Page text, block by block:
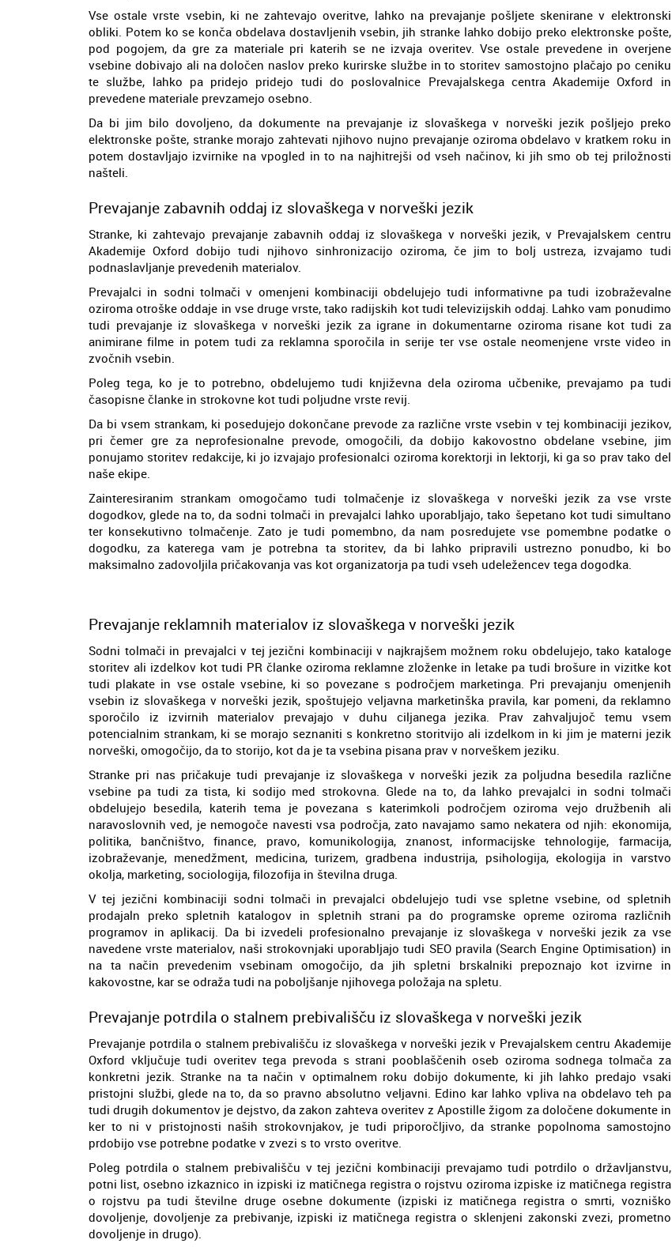
Vse ostale vrste vsebin, ki ne zahtevajo overitve, lahko na prevajanje pošljete skenirane v elektronski
obliki. Potem ko se konča obdelava dostavljenih vsebin, jih stranke lahko dobijo preko elektronske pošte,
pod pogojem, da gre za materiale pri katerih se ne izvaja overitev. Vse ostale prevedene in overjene
vsebine dobivajo ali na določen naslov preko kurirske službe in to storitev samostojno plačajo po ceniku
te službe, lahko pa pridejo pridejo tudi do poslovalnice Prevajalskega centra Akademije Oxford in
prevedene materiale prevzamejo osebno.
Da bi jim bilo dovoljeno, da dokumente na prevajanje iz slovaškega v norveški jezik pošljejo preko
elektronske pošte, stranke morajo zahtevati njihovo nujno prevajanje oziroma obdelavo v kratkem roku in
potem dostavljajo izvirnike na vpogled in to na najhitrejši od vseh načinov, ki jih smo ob tej priložnosti
našteli.
Prevajanje zabavnih oddaj iz slovaškega v norveški jezik
Stranke, ki zahtevajo prevajanje zabavnih oddaj iz slovaškega v norveški jezik, v Prevajalskem centru
Akademije Oxford dobijo tudi njihovo sinhronizacijo oziroma, če jim to bolj ustreza, izvajamo tudi
podnaslavljanje prevedenih materialov.
Prevajalci in sodni tolmači v omenjeni kombinaciji obdelujejo tudi informativne pa tudi izobraževalne
oziroma otroške oddaje in vse druge vrste, tako radijskih kot tudi televizijskih oddaj. Lahko vam ponudimo
tudi prevajanje iz slovaškega v norveški jezik za igrane in dokumentarne oziroma risane kot tudi za
animirane filme in potem tudi za reklamna sporočila in serije ter vse ostale neomenjene vrste video in
zvočnih vsebin.
Poleg tega, ko je to potrebno, obdelujemo tudi književna dela oziroma učbenike, prevajamo pa tudi
časopisne članke in strokovne kot tudi poljudne vrste revij.
Da bi vsem strankam, ki posedujejo dokončane prevode za različne vrste vsebin v tej kombinaciji jezikov,
pri čemer gre za neprofesionalne prevode, omogočili, da dobijo kakovostno obdelane vsebine, jim
ponujamo storitev redakcije, ki jo izvajajo profesionalci oziroma korektorji in lektorji, ki ga so prav tako del
naše ekipe.
Zainteresiranim strankam omogočamo tudi tolmačenje iz slovaškega v norveški jezik za vse vrste
dogodkov, glede na to, da sodni tolmači in prevajalci lahko uporabljajo, tako šepetano kot tudi simultano
ter konsekutivno tolmačenje. Zato je tudi pomembno, da nam posredujete vse pomembne podatke o
dogodku, za katerega vam je potrebna ta storitev, da bi lahko pripravili ustrezno ponudbo, ki bo
maksimalno zadovoljila pričakovanja vas kot organizatorja pa tudi vseh udeležencev tega dogodka.
Prevajanje reklamnih materialov iz slovaškega v norveški jezik
Sodni tolmači in prevajalci v tej jezični kombinaciji v najkrajšem možnem roku obdelujejo, tako kataloge
storitev ali izdelkov kot tudi PR članke oziroma reklamne zloženke in letake pa tudi brošure in vizitke kot
tudi plakate in vse ostale vsebine, ki so povezane s področjem marketinga. Pri prevajanju omenjenih
vsebin iz slovaškega v norveški jezik, spoštujejo veljavna marketinška pravila, kar pomeni, da reklamno
sporočilo iz izvirnih materialov prevajajo v duhu ciljanega jezika. Prav zahvaljujoč temu vsem
potencialnim strankam, ki se morajo seznaniti s konkretno storitvijo ali izdelkom in ki jim je materni jezik
norveški, omogočijo, da to storijo, kot da je ta vsebina pisana prav v norveškem jeziku.
Stranke pri nas pričakuje tudi prevajanje iz slovaškega v norveški jezik za poljudna besedila različne
vsebine pa tudi za tista, ki sodijo med strokovna. Glede na to, da lahko prevajalci in sodni tolmači
obdelujejo besedila, katerih tema je povezana s katerimkoli področjem oziroma vejo družbenih ali
naravoslovnih ved, je nemogoče navesti vsa področja, zato navajamo samo nekatera od njih: ekonomija,
politika, bančništvo, finance, pravo, komunikologija, znanost, informacijske tehnologije, farmacija,
izobraževanje, menedžment, medicina, turizem, gradbena industrija, psihologija, ekologija in varstvo
okolja, marketing, sociologija, filozofija in številna druga.
V tej jezični kombinaciji sodni tolmači in prevajalci obdelujejo tudi vse spletne vsebine, od spletnih
prodajaln preko spletnih katalogov in spletnih strani pa do programske opreme oziroma različnih
programov in aplikacij. Da bi izvedeli profesionalno prevajanje iz slovaškega v norveški jezik za vse
navedene vrste materialov, naši strokovnjaki uporabljajo tudi SEO pravila (Search Engine Optimisation) in
na ta način prevedenim vsebinam omogočijo, da jih spletni brskalniki prepoznajo kot izvirne in
kakovostne, kar se odraža tudi na poboljšanje njihovega položaja na spletu.
Prevajanje potrdila o stalnem prebivališču iz slovaškega v norveški jezik
Prevajanje potrdila o stalnem prebivališču iz slovaškega v norveški jezik v Prevajalskem centru Akademije
Oxford vključuje tudi overitev tega prevoda s strani pooblaščenih oseb oziroma sodnega tolmača za
konkretni jezik. Stranke na ta način v optimalnem roku dobijo dokumente, ki jih lahko predajo vsaki
pristojni službi, glede na to, da so pravno absolutno veljavni. Edino kar lahko vpliva na obdelavo teh pa
tudi drugih dokumentov je dejstvo, da zakon zahteva overitev z Apostille žigom za določene dokumente in
ker to ni v pristojnosti naših strokovnjakov, je tudi priporočljivo, da stranke popolnoma samostojno
prdobijo vse potrebne podatke v zvezi s to vrsto overitve.
Poleg potrdila o stalnem prebivališču v tej jezični kombinaciji prevajamo tudi potrdilo o državljanstvu,
potni list, osebno izkaznico in izpiski iz matičnega registra o rojstvu oziroma izpiske iz matičnega registra
o rojstvu pa tudi številne druge osebne dokumente (izpiski iz matičnega registra o smrti, vozniško
dovoljenje, dovoljenje za prebivanje, izpiski iz matičnega registra o sklenjeni zakonski zvezi, prometno
dovoljenje in drugo).